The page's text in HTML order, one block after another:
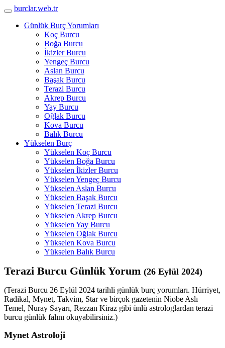
burclar.web.tr
Günlük Burç Yorumları
Koç Burcu
Boğa Burcu
İkizler Burcu
Yengeç Burcu
Aslan Burcu
Başak Burcu
Terazi Burcu
Akrep Burcu
Yay Burcu
Oğlak Burcu
Kova Burcu
Balık Burcu
Yükselen Burç
Yükselen Koç Burcu
Yükselen Boğa Burcu
Yükselen İkizler Burcu
Yükselen Yengeç Burcu
Yükselen Aslan Burcu
Yükselen Başak Burcu
Yükselen Terazi Burcu
Yükselen Akrep Burcu
Yükselen Yay Burcu
Yükselen Oğlak Burcu
Yükselen Kova Burcu
Yükselen Balık Burcu
Terazi Burcu Günlük Yorum (26 Eylül 2024)
(Terazi Burcu 26 Eylül 2024 tarihli günlük burç yorumları. Hürriyet,
Radikal, Mynet, Takvim, Star ve birçok gazetenin Niobe Aslı
Temel, Nuray Sayarı, Rezzan Kiraz gibi ünlü astrologlardan terazi
burcu günlük falını okuyabilirsiniz.)
Mynet Astroloji